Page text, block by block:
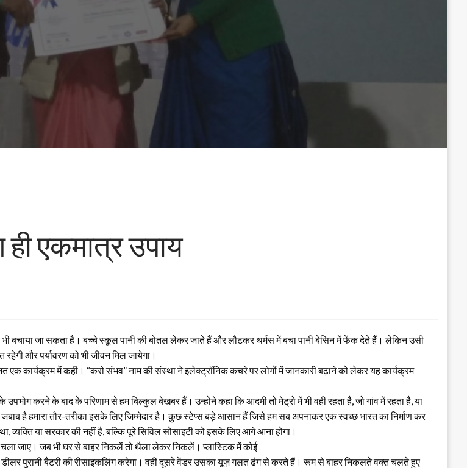
एकमात्र उपाय
भी बचाया जा सकता है। बच्चे स्कूल पानी की बोतल लेकर जाते हैं और लौटकर थर्मस में बचा पानी बेसिन में फेंक देते हैं। लेकिन उसी
रहेगी और पर्यावरण को भी जीवन मिल जायेगा।
एक कार्यक्रम में कही। “करो संभव” नाम की संस्था ने इलेक्ट्रॉनिक कचरे पर लोगों में जानकारी बढ़ाने को लेकर यह कार्यक्रम
करने के बाद के परिणाम से हम बिल्कुल बेखबर हैं। उन्होंने कहा कि आदमी तो मेट्रो में भी वही रहता है, जो गांव में रहता है, या
है हमारा तौर-तरीका इसके लिए जिम्मेदार है। कुछ स्टेप्स बड़े आसान हैं जिसे हम सब अपनाकर एक स्वच्छ भारत का निर्माण कर
व्यक्ति या सरकार की नहीं है, बल्कि पूरे सिविल सोसाइटी को इसके लिए आगे आना होगा।
जाए। जब भी घर से बाहर निकलें तो थैला लेकर निकलें। प्लास्टिक में कोई
पुरानी बैटरी की रीसाइकलिंग करेगा। वहीं दूसरे वेंडर उसका यूज़ गलत ढंग से करते हैं। रूम से बाहर निकलते वक्त चलते हुए